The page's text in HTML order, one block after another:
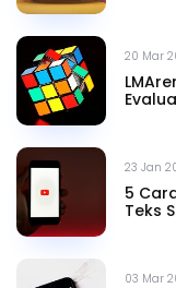
20 Mar
23 Jan
5
Teks
03 Mar